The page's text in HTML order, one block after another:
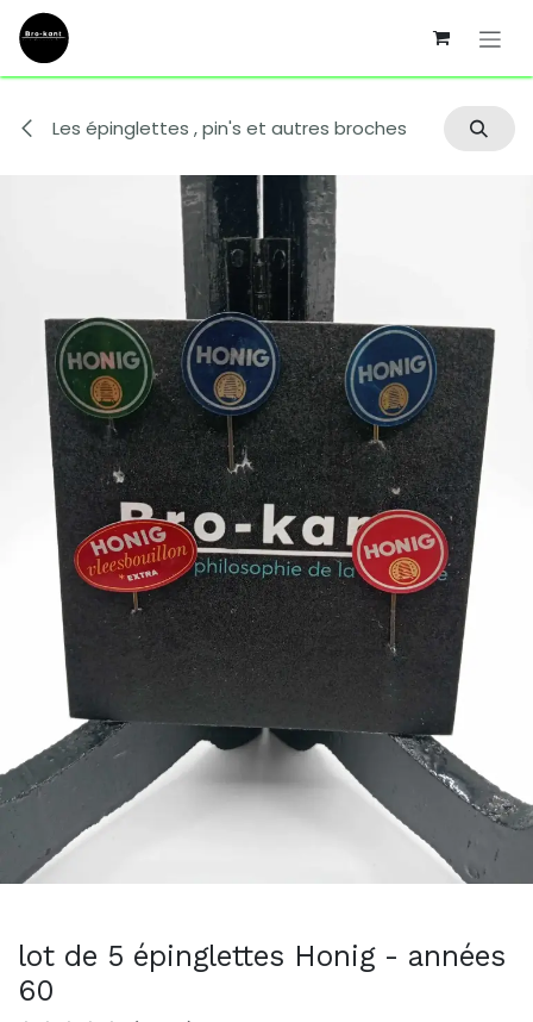
Se rendre au contenu
Les épinglettes , pin's et autres broches
lot de 5 épinglettes Honig - années
60